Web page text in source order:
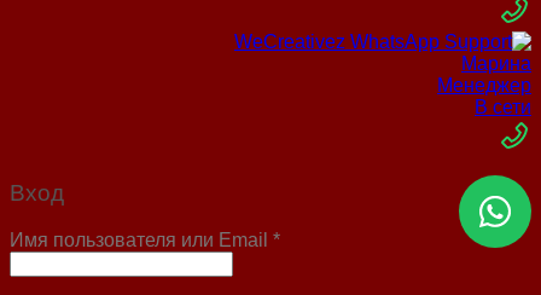
Марина
Менеджер
В сети
Вход
Имя пользователя или Email *